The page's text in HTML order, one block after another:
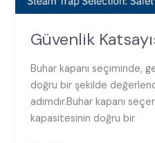
Güvenlik
Buhar kapanı seçiminde,
doğru bir şekilde
adımdır.Buhar kapanı
kapasitesinin doğru bir